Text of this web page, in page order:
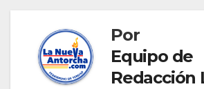
Por
Equipo de
Redacción